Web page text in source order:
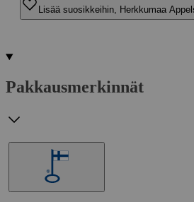
Lisää suosikkeihin, Herkkumaa
Pakkausmerkinnät